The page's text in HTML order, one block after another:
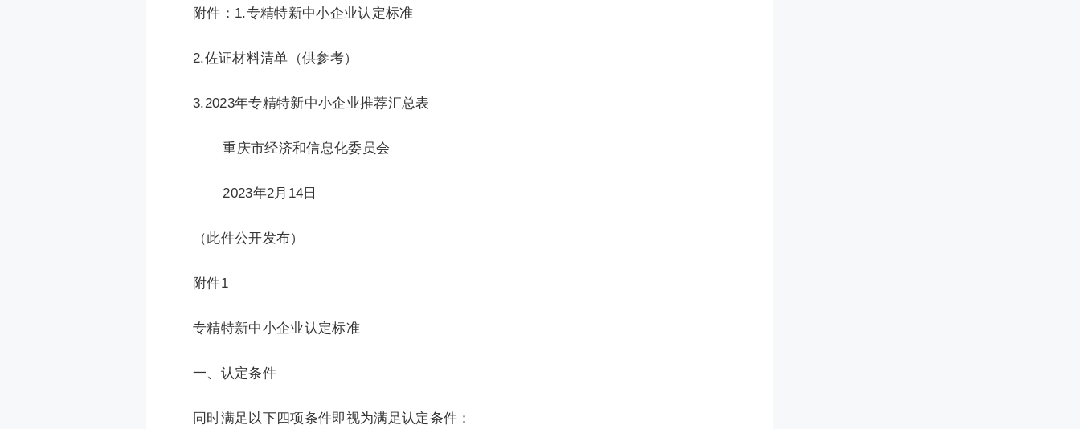
附件：1.专精特新中小企业认定标准
2.佐证材料清单（供参考）
3.2023年专精特新中小企业推荐汇总表
重庆市经济和信息化委员会
2023年2月14日
（此件公开发布）
附件1
专精特新中小企业认定标准
一、认定条件
同时满足以下四项条件即视为满足认定条件：